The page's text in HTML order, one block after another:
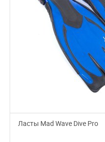
Ласты Mad Wave Dive Pro